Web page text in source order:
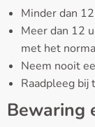
Minder dan
Meer dan 12
met het
Neem nooit
Raadpleeg
Bewaring